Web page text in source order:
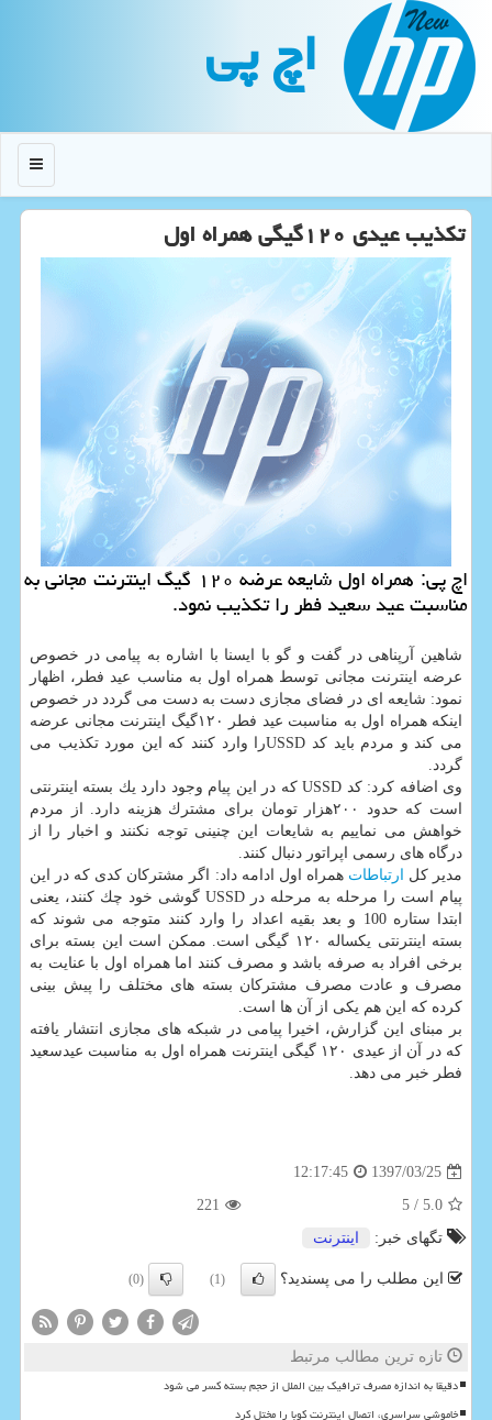
اچ پی
منو
تكذیب عیدی ۱۲۰گیگی همراه اول
اچ پی: همراه اول شایعه عرضه ۱۲۰ گیگ اینترنت مجانی به
مناسبت عید سعید فطر را تكذیب نمود.
شاهین آرپناهی در گفت و گو با ایسنا با اشاره به پیامی در خصوص
عرضه اینترنت مجانی توسط همراه اول به مناسب عید فطر، اظهار
نمود: شایعه ای در فضای مجازی دست به دست می گردد در خصوص
اینكه همراه اول به مناسبت عید فطر ۱۲۰گیگ اینترنت مجانی عرضه
می كند و مردم باید كد USSDرا وارد كنند كه این مورد تكذیب می
گردد.
وی اضافه كرد: كد USSD كه در این پیام وجود دارد یك بسته اینترنتی
است كه حدود ۲۰۰هزار تومان برای مشترك هزینه دارد. از مردم
خواهش می نماییم به شایعات این چنینی توجه نكنند و اخبار را از
درگاه های رسمی اپراتور دنبال كنند.
مدیر كل ارتباطات همراه اول ادامه داد: اگر مشتركان كدی كه در این
پیام است را مرحله به مرحله در USSD گوشی خود چك كنند، یعنی
ابتدا ستاره 100 و بعد بقیه اعداد را وارد كنند متوجه می شوند كه
بسته اینترنتی یكساله ۱۲۰ گیگی است. ممكن است این بسته برای
برخی افراد به صرفه باشد و مصرف كنند اما همراه اول با عنایت به
مصرف و عادت مصرف مشتركان بسته های مختلف را پیش بینی
كرده كه این هم یكی از آن ها است.
بر مبنای این گزارش، اخیرا پیامی در شبكه های مجازی انتشار یافته
كه در آن از عیدی ۱۲۰ گیگی اینترنت همراه اول به مناسبت عیدسعید
فطر خبر می دهد.
1397/03/25
12:17:45
5.0
/ 5
221
تگهای خبر:
اینترنت
این مطلب را می پسندید؟ (1)
(0)
تازه ترین مطالب مرتبط
دقیقا به اندازه مصرف ترافیک بین الملل از حجم بسته کسر می شود
خاموشی سراسری، اتصال اینترنت کوبا را مختل کرد